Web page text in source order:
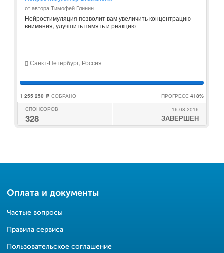
от автора Тимофей Глинин
Нейростимуляция позволит вам увеличить концентрацию
внимания, улучшить память и реакцию
Санкт-Петербург, Россия
1 255 250 c СОБРАНО ПРОГРЕСС 418%
СПОНСОРОВ
328
16.08.2016
ЗАВЕРШЕН
Оплата и документы
Частые вопросы
Правила сервиса
Пользовательское соглашение